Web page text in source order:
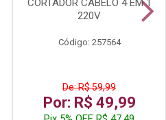
CORTADOR CABELO 4 EM 1
220V
Código: 257564
De: R$ 59,99
Por: R$ 49,99